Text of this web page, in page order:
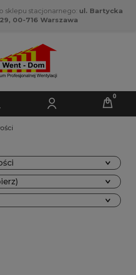
sklepu stacjonarnego: ul. Bartycka
00-716 Warszawa